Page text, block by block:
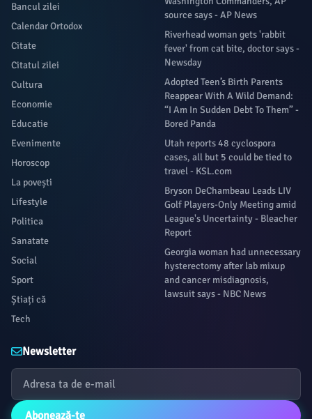
Bancul zilei
Calendar Ortodox
Citate
Citatul zilei
Cultura
Economie
Educatie
Evenimente
Horoscop
La povești
Lifestyle
Politica
Sanatate
Social
Sport
Știați că
Tech
source says - AP News
Riverhead woman gets 'rabbit
fever' from cat bite, doctor says -
Newsday
Adopted Teen’s Birth Parents
Reappear With A Wild Demand:
“I Am In Sudden Debt To Them” -
Bored Panda
Utah reports 48 cyclospora
cases, all but 5 could be tied to
travel - KSL.com
Bryson DeChambeau Leads LIV
Golf Players-Only Meeting amid
League's Uncertainty - Bleacher
Report
Georgia woman had unnecessary
hysterectomy after lab mixup
and cancer misdiagnosis,
lawsuit says - NBC News
Newsletter
Abonează-te